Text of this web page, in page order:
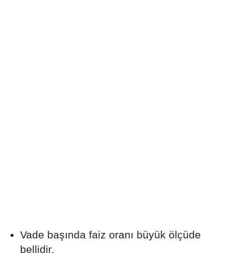
Vade başında faiz oranı büyük ölçüde
bellidir.